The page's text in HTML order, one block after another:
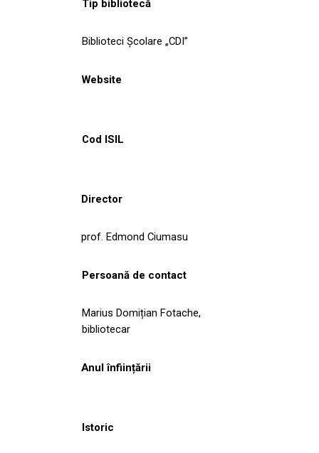
Tip bibliotecă
Biblioteci Școlare „CDI”
Website
Cod ISIL
Director
prof. Edmond Ciumasu
Persoană de contact
Marius Domițian Fotache,
bibliotecar
Anul înființării
Istoric